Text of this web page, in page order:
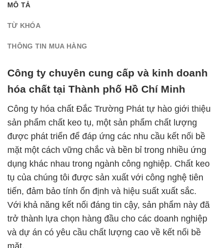
MÔ TẢ
TỪ KHÓA
THÔNG TIN MUA HÀNG
Công ty chuyên cung cấp và kinh doanh
hóa chất tại Thành phố Hồ Chí Minh
Công ty hóa chất Đắc Trường Phát tự hào giới thiệu
sản phẩm chất keo tụ, một sản phẩm chất lượng
được phát triển để đáp ứng các nhu cầu kết nối bề
mặt một cách vững chắc và bền bỉ trong nhiều ứng
dụng khác nhau trong ngành công nghiệp. Chất keo
tụ của chúng tôi được sản xuất với công nghệ tiên
tiến, đảm bảo tính ổn định và hiệu suất xuất sắc.
Với khả năng kết nối đáng tin cậy, sản phẩm này đã
trở thành lựa chọn hàng đầu cho các doanh nghiệp
và dự án có yêu cầu chất lượng cao về kết nối bề